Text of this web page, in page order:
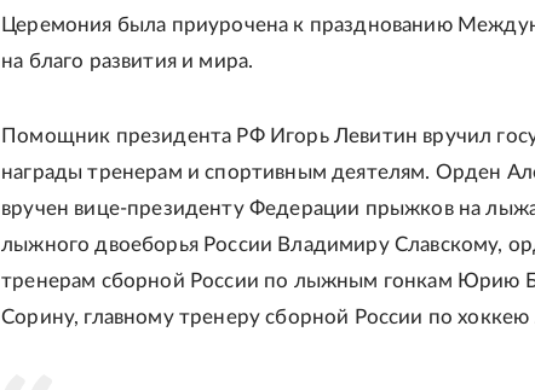
Церемония была приурочена к празднованию
на благо развития и мира.
Помощник президента РФ Игорь Левитин вручил
награды тренерам и спортивным деятелям. Орден
вручен вице-президенту Федерации прыжков на
лыжного двоеборья России Владимиру Славскому,
тренерам сборной России по лыжным гонкам Юрию
Сорину, главному тренеру сборной России по